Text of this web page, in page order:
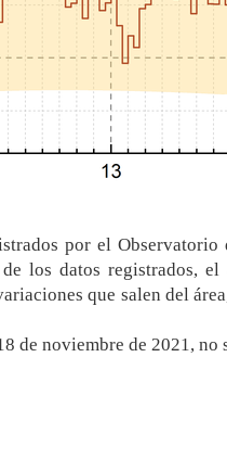
por el
los datos registrados,
que salen del
de noviembre de 2021,